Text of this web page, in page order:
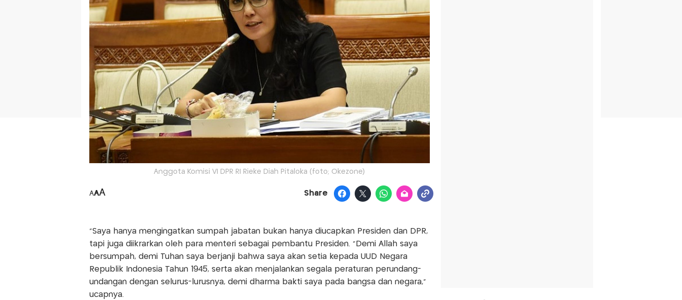
Anggota Komisi VI DPR RI Rieke Diah Pitaloka (foto; Okezone)
AAA Share
"Saya hanya mengingatkan sumpah jabatan bukan hanya diucapkan Presiden dan DPR,
tapi juga diikrarkan oleh para menteri sebagai pembantu Presiden. "Demi Allah saya
bersumpah, demi Tuhan saya berjanji bahwa saya akan setia kepada UUD Negara
Republik Indonesia Tahun 1945, serta akan menjalankan segala peraturan perundang-
undangan dengan selurus-lurusnya, demi dharma bakti saya pada bangsa dan negara,"
ucapnya.